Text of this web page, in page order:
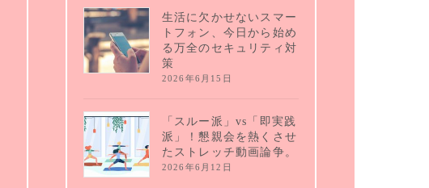
生活に欠かせないスマー
トフォン、今日から始め
る万全のセキュリティ対
策
2026年6月15日
「スルー派」vs「即実践
派」！懇親会を熱くさせ
たストレッチ動画論争。
2026年6月12日